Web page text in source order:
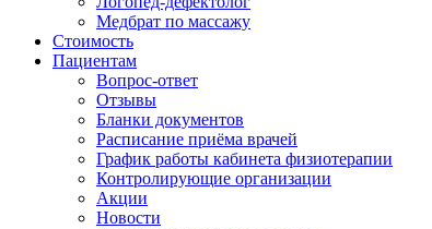
Медбрат по массажу
Стоимость
Пациентам
Вопрос-ответ
Отзывы
Бланки документов
Расписание приёма врачей
График работы кабинета физиотерапии
Контролирующие организации
Акции
Новости